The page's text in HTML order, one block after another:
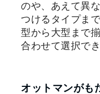
のや、あえて異
つけるタイプま
型から大型まで
合わせて選択でき
オットマンがも